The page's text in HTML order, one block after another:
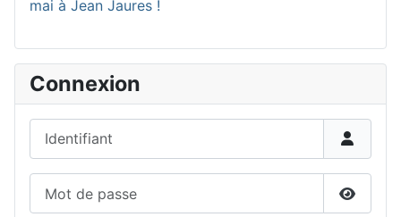
mai à Jean Jaures !
Connexion